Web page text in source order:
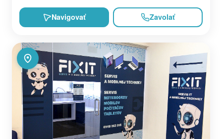
Navigovať Zavolať